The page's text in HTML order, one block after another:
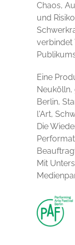
Chaos,
und
verbindet
Eine
Berlin,
l'Art,
Die
Mit